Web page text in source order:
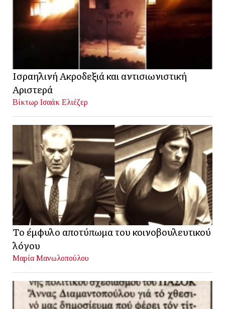
Ισραηλινή Ακροδεξιά και αντισιωνιστική
Αριστερά
Βίκτωρ Ισαάκ Ελιέζερ
Το έμφυλο αποτύπωμα του κοινοβουλευτικού
λόγου
Μαρία Μανωλοπούλου